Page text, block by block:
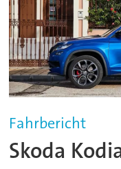
Fahrbericht
Skoda